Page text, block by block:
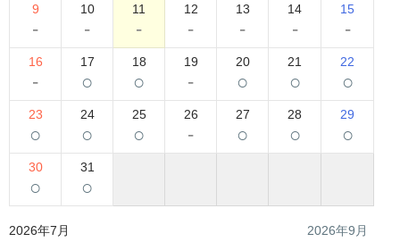
9
-
10
-
11
-
12
-
13
-
14
-
15
-
16
-
17
○
18
○
19
-
20
○
21
○
22
○
23
○
24
○
25
○
26
-
27
○
28
○
29
○
30
○
31
○
2026年7月 2026年9月